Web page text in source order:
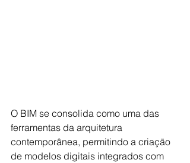
O BIM se consolida como uma das
ferramentas da arquitetura
contemporânea, permitindo a criação
de modelos digitais integrados com